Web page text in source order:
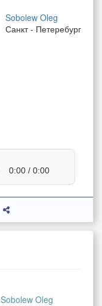
Sobolew Oleg
Санкт - Петеребург
0:00 / 0:00
Sobolew Oleg